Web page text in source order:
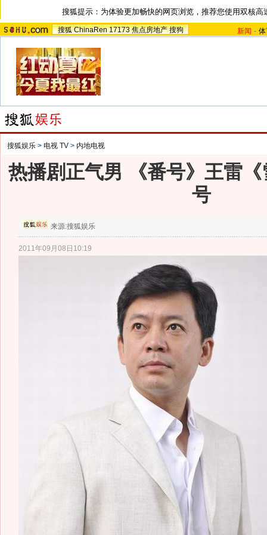
搜狐提示：为体验更加畅快的网页浏览，推荐您使用双核高
搜狐 ChinaRen 17173 焦点房地产 搜狗 新闻 -
搜狐娱乐 > 电视 TV > 内地电视
热播剧正气男 《番号》王雷
号
来源:搜狐娱乐
2011年09月08日10:19